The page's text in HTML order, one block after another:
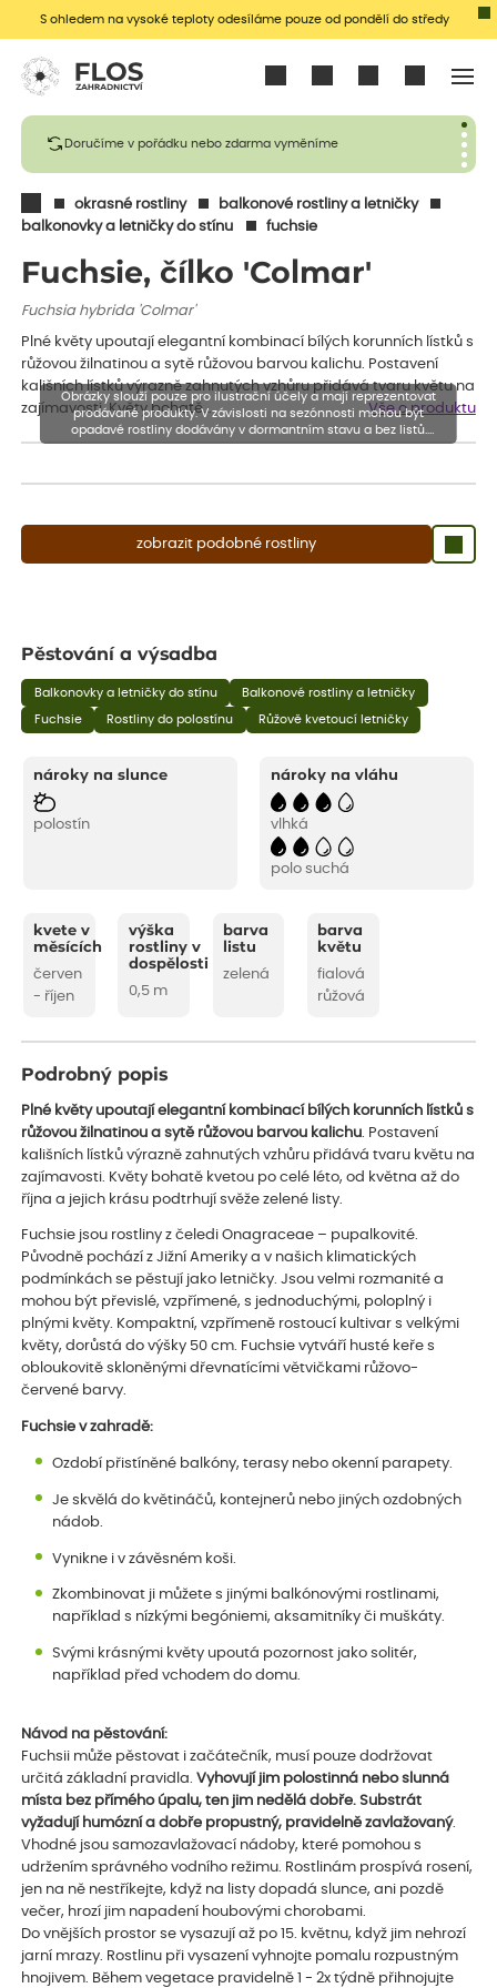
S ohledem na vysoké teploty odesíláme pouze od pondělí do středy
Doručíme v pořádku nebo zdarma vyměníme
okrasné rostliny
balkonové rostliny a letničky
balkonovky a letničky do stínu
fuchsie
Fuchsie, čílko 'Colmar'
Fuchsia hybrida 'Colmar'
Plné květy upoutají elegantní kombinací bílých korunních lístků s
růžovou žilnatinou a sytě růžovou barvou kalichu. Postavení
kališních lístků výrazně zahnutých vzhůru přidává tvaru květu na
zajímavosti. Květy bohatě…
Vše o produktu
zobrazit podobné rostliny
Obrázky slouží pouze pro ilustrační účely a mají reprezentovat
prodávané produkty. V závislosti na sezónnosti mohou být
opadavé rostliny dodávány v dormantním stavu a bez listů.
Rostliny mohou být také sestřiženy níže, než je uvedená výška,
Pěstování a výsadba
Balkonovky a letničky do stínu Balkonové rostliny a letničky
Fuchsie Rostliny do polostínu Růžově kvetoucí letničky
nároky na slunce
polostín
nároky na vláhu
vlhká
polo suchá
kvete v
měsících
červen
- říjen
výška
rostliny v
dospělosti
0,5 m
barva
listu
zelená
barva
květu
fialová
růžová
Podrobný popis
Plné květy upoutají elegantní kombinací bílých korunních lístků s
růžovou žilnatinou a sytě růžovou barvou kalichu . Postavení
kališních lístků výrazně zahnutých vzhůru přidává tvaru květu na
zajímavosti. Květy bohatě kvetou po celé léto, od května až do
října a jejich krásu podtrhují svěže zelené listy.
Fuchsie jsou rostliny z čeledi Onagraceae – pupalkovité.
Původně pochází z Jižní Ameriky a v našich klimatických
podmínkách se pěstují jako letničky. Jsou velmi rozmanité a
mohou být převislé, vzpřímené, s jednoduchými, poloplný i
plnými květy. Kompaktní, vzpřímeně rostoucí kultivar s velkými
květy, dorůstá do výšky 50 cm. Fuchsie vytváří husté keře s
obloukovitě skloněnými dřevnatícími větvičkami růžovo-
červené barvy.
Fuchsie v zahradě:
Ozdobí přistíněné balkóny, terasy nebo okenní parapety.
Je skvělá do květináčů, kontejnerů nebo jiných ozdobných
nádob.
Vynikne i v závěsném koši.
Zkombinovat ji můžete s jinými balkónovými rostlinami,
například s nízkými begóniemi, aksamitníky či muškáty.
Svými krásnými květy upoutá pozornost jako solitér,
například před vchodem do domu.
Návod na pěstování:
Fuchsii může pěstovat i začátečník, musí pouze dodržovat
určitá základní pravidla.Vyhovují jim polostinná nebo slunná
místa bez přímého úpalu, ten jim nedělá dobře. Substrát
vyžadují humózní a dobře propustný, pravidelně zavlažovaný.
Vhodné jsou samozavlažovací nádoby, které pomohou s
udržením správného vodního režimu. Rostlinám prospívá rosení,
jen na ně nestříkejte, když na listy dopadá slunce, ani pozdě
večer, hrozí jim napadení houbovými chorobami.
Do vnějších prostor se vysazují až po 15. květnu, když jim nehrozí
jarní mrazy. Rostlinu při vysazení vyhnojte pomalu rozpustným
hnojivem. Během vegetace pravidelně 1 - 2x týdně přihnojujte